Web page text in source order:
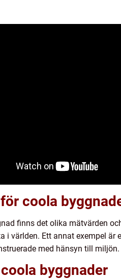
coola
finns det olika mätvärden
i världen. Ett annat exempel
med hänsyn till miljön.
byggnader